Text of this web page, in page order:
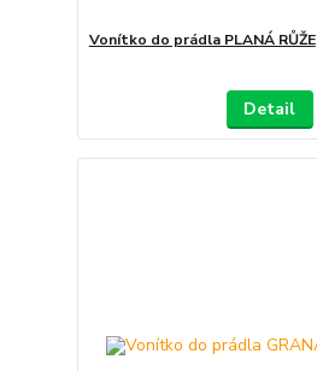
Vonítko do prádla PLANÁ RŮŽE
Detail